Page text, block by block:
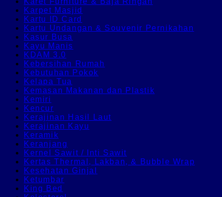
Karpet Masjid
Kartu ID Card
Kartu Undangan & Souvenir Pernikahan
Kasur Busa
Kayu Manis
KDAM 3.0
Kebersihan Rumah
Kebutuhan Pokok
Kelapa Tua
Kemasan Makanan dan Plastik
Kemiri
Kencur
Kerajinan Hasil Laut
Kerajinan Kayu
Keramik
Keranjang
Kernel Sawit / Inti Sawit
Kertas Thermal, Lakban, & Bubble Wrap
Kesehatan Ginjal
Ketumbar
King Bed